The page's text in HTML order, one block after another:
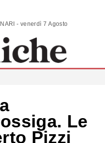
ANALISI | COMMENTI | SCENARI - venerdì 7 Agosto 2026
Le
Pizzi